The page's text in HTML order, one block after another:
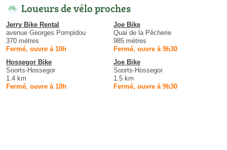
Loueurs de vélo proches
Jerry Bike Rental
avenue Georges Pompidou
370 mètres
Fermé, ouvre à 10h
Joe Bike
Quai de la Pêcherie
985 mètres
Fermé, ouvre à 9h30
Hossegor Bike
Soorts-Hossegor
1.4 km
Fermé, ouvre à 10h
Joe Bike
Soorts-Hossegor
1.5 km
Fermé, ouvre à 9h30